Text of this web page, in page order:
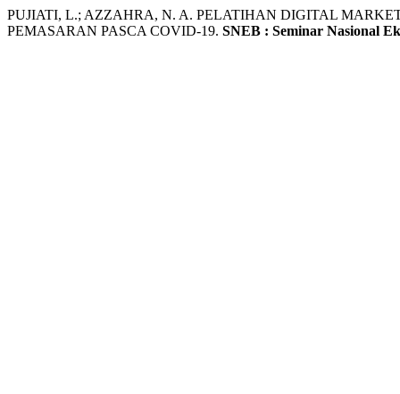
PUJIATI, L.; AZZAHRA, N. A. PELATIHAN DIGITAL
PEMASARAN PASCA COVID-19. SNEB : Seminar Nasional